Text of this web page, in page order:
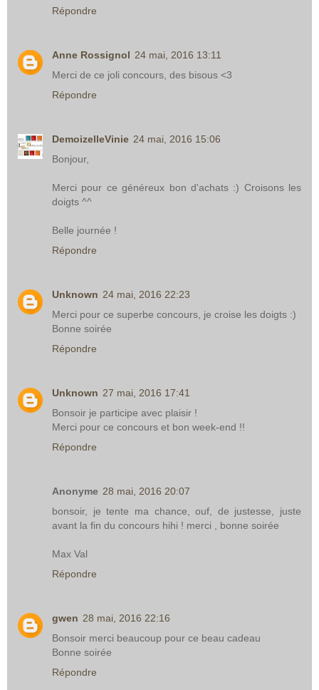
Répondre
Anne Rossignol 24 mai, 2016 13:11
Merci de ce joli concours, des bisous <3
Répondre
DemoizelleVinie 24 mai, 2016 15:06
Bonjour,
Merci pour ce généreux bon d'achats :) Croisons les
doigts ^^
Belle journée !
Répondre
Unknown 24 mai, 2016 22:23
Merci pour ce superbe concours, je croise les doigts :)
Bonne soirée
Répondre
Unknown 27 mai, 2016 17:41
Bonsoir je participe avec plaisir !
Merci pour ce concours et bon week-end !!
Répondre
Anonyme 28 mai, 2016 20:07
bonsoir, je tente ma chance, ouf, de justesse, juste
avant la fin du concours hihi ! merci , bonne soirée
Max Val
Répondre
gwen 28 mai, 2016 22:16
Bonsoir merci beaucoup pour ce beau cadeau
Bonne soirée
Répondre